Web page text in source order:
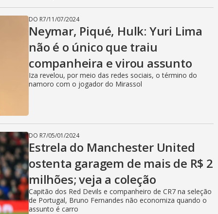
DO R7/11/07/2024
Neymar, Piqué, Hulk: Yuri Lima
não é o único que traiu
companheira e virou assunto
Iza revelou, por meio das redes sociais, o término do
namoro com o jogador do Mirassol
DO R7/05/01/2024
Estrela do Manchester United
ostenta garagem de mais de R$ 2
milhões; veja a coleção
Capitão dos Red Devils e companheiro de CR7 na seleção
de Portugal, Bruno Fernandes não economiza quando o
assunto é carro